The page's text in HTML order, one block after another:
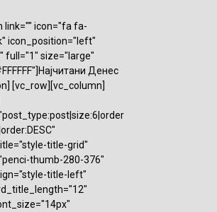
link="" icon="fa fa-
icon_position="left"
full="1" size="large"
Денес
[vc_row][vc_column]
title-grid"
thumb-280-376"
title-left"